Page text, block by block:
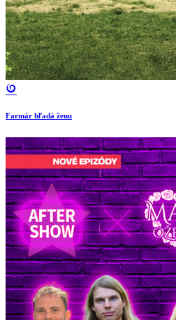
Farmár hľadá ženu